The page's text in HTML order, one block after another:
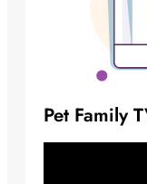
Pet Family